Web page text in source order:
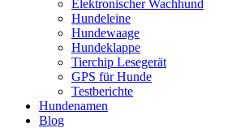
Elektronischer Wachhund
Hundeleine
Hundewaage
Hundeklappe
Tierchip Lesegerät
GPS für Hunde
Testberichte
Hundenamen
Blog